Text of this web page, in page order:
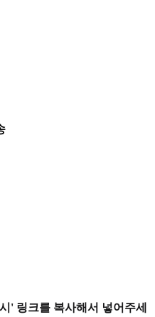
' 링크를 복사해서 넣어주세